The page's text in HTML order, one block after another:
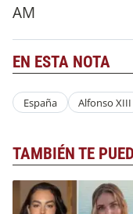
AM
EN ESTA NOTA
España Alfonso XIII
TAMBIÉN TE